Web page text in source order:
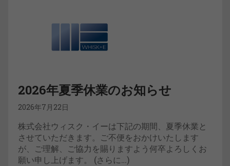
2026年夏季休業のお知らせ
2026年7月22日
株式会社ウィスク・イーは下記の期間、夏季休業と
させていただきます。ご不便をおかけいたします
が、ご理解、ご協力を賜りますよう何卒よろしくお
願い申し上げます。 (さらに…)